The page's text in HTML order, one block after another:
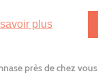
plus
près de chez vous